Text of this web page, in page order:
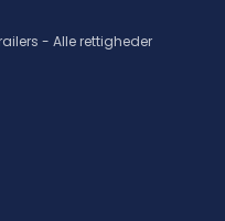
- Alle rettigheder